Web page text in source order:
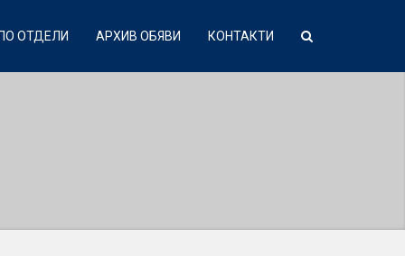
ОТДЕЛИ АРХИВ ОБЯВИ КОНТАКТИ